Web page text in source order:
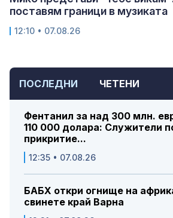
ПОСЛЕДНИ ЧЕТЕНИ
Фентанил за над 300 млн.
110 000 долара: Служители
прикритие...
12:35 • 07.08.26
БАБХ откри огнище на
свинете край Варна
поставям граници в музиката
12:10 • 07.08.26